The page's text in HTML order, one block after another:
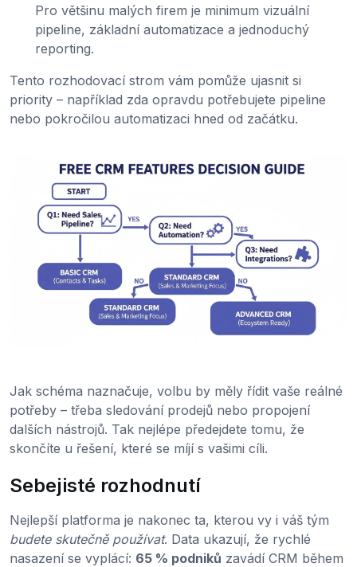
Pro většinu malých firem je minimum vizuální
pipeline, základní automatizace a jednoduchý
reporting.
Tento rozhodovací strom vám pomůže ujasnit si
priority – například zda opravdu potřebujete pipeline
nebo pokročilou automatizaci hned od začátku.
Jak schéma naznačuje, volbu by měly řídit vaše reálné
potřeby – třeba sledování prodejů nebo propojení
dalších nástrojů. Tak nejlépe předejdete tomu, že
skončíte u řešení, které se míjí s vašimi cíli.
Sebejisté rozhodnutí
Nejlepší platforma je nakonec ta, kterou vy i váš tým
budete skutečně používat. Data ukazují, že rychlé
nasazení se vyplácí: 65 % podniků zavádí CRM během